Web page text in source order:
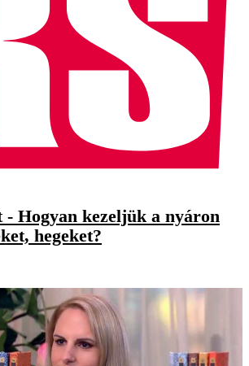
- Hogyan kezeljük a nyáron
hegeket?